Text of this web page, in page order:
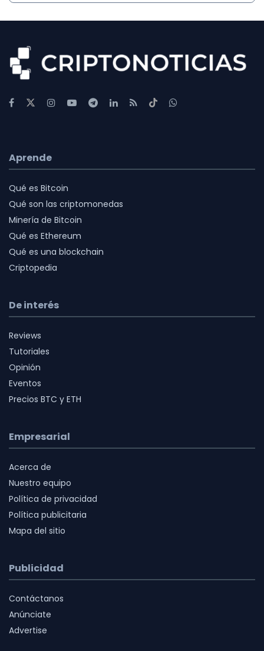
Aprende
Qué es Bitcoin
Qué son las criptomonedas
Minería de Bitcoin
Qué es Ethereum
Qué es una blockchain
Criptopedia
De interés
Reviews
Tutoriales
Opinión
Eventos
Precios BTC y ETH
Empresarial
Acerca de
Nuestro equipo
Política de privacidad
Política publicitaria
Mapa del sitio
Publicidad
Contáctanos
Anúnciate
Advertise